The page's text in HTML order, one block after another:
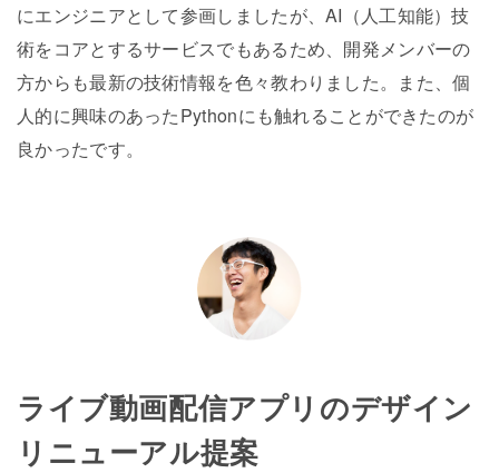
にエンジニアとして参画しましたが、AI（人工知能）技
術をコアとするサービスでもあるため、開発メンバーの
方からも最新の技術情報を色々教わりました。また、個
人的に興味のあったPythonにも触れることができたのが
良かったです。
ライブ動画配信アプリのデザイン
リニューアル提案